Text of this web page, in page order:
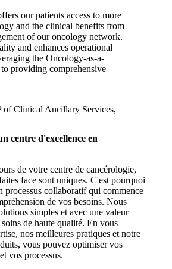
our patients access to more
and the clinical benefits from
of our oncology network.
and enhances operational
the Oncology-as-a-
providing comprehensive
of Clinical Ancillary Services,
centre d'excellence en
de votre centre de cancérologie,
face sont uniques. C'est pourquoi
processus collaboratif qui commence
de vos besoins. Nous
simples et avec une valeur
de haute qualité. En vous
nos meilleures pratiques et notre
vous pouvez optimiser vos
vos processus.